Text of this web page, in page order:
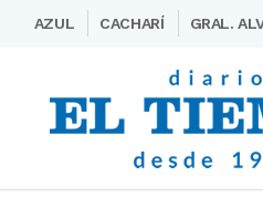
AZUL CACHARÍ GRAL.